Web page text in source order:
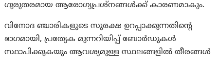
ഗുരുതരമായ ആരോഗ്യപ്രശ്നങ്ങൾക്ക് കാരണമാകും.
വിനോദ ഞ്ചാരികളുടെ സുരക്ഷ ഉറപ്പാക്കുന്നതിന്റെ
ഭാഗമായി, പ്രത്യേക മുന്നറിയിപ്പ് ബോർഡുകൾ
സ്ഥാപിക്കുകയും ആവശ്യമുള്ള സ്ഥലങ്ങളിൽ തീരങ്ങൾ